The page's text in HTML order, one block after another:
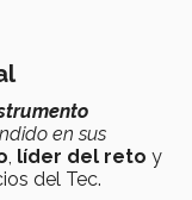
en sus
, líder del reto y
del Tec.